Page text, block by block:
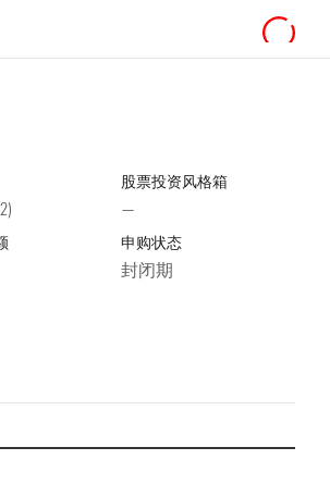
股票投资风格箱
—
申购状态
封闭期